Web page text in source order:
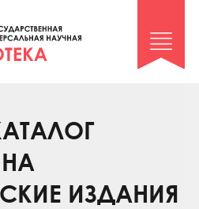
архив»
ИЗДАНИЯ